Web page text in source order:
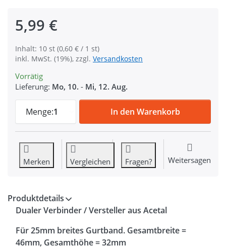
5,99 €
Inhalt: 10 st (0,60 € / 1 st)
inkl. MwSt. (19%), zzgl. Versandkosten
Vorrätig
Lieferung: Mo, 10. - Mi, 12. Aug.
Menge:1
Dualer Versteller / Verbinder - 25mm
In den Warenkorb
Merken Vergleichen Fragen? Weitersagen
Produktdetails
Dualer Verbinder / Versteller aus Acetal
Für 25mm breites Gurtband. Gesamtbreite =
46mm, Gesamthöhe = 32mm